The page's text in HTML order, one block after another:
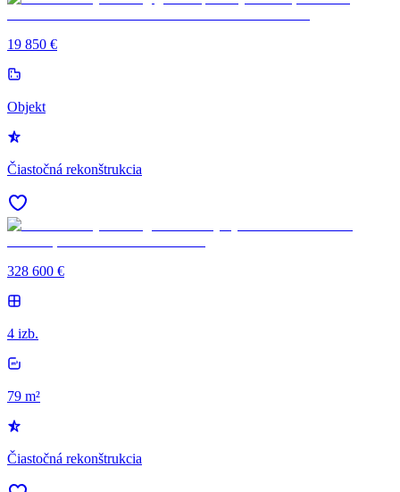
19 850 €
Objekt
Čiastočná rekonštrukcia
328 600 €
4 izb.
79 m²
Čiastočná rekonštrukcia